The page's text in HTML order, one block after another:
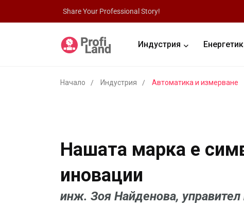
Share Your Professional Story!
Индустрия
Начало Индустрия Автоматика и измерване
Нашата марка е
иновации
инж. Зоя Найденова, управител